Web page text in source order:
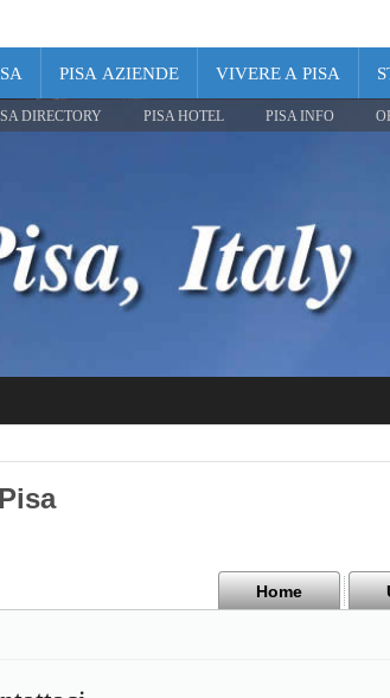
PISA AZIENDE VIVERE A PISA
DIRECTORY PISA HOTEL PISA INFO
Home